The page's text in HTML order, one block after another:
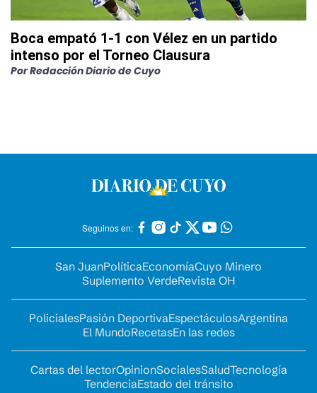
Boca empató 1-1 con Vélez en un partido
intenso por el Torneo Clausura
PorRedacción Diario de Cuyo
Seguinos en:
San JuanPolíticaEconomíaCuyo Minero
Suplemento VerdeRevista OH
PolicialesPasión DeportivaEspectáculosArgentina
El MundoRecetasEn las redes
Cartas del lectorOpinionSocialesSaludTecnología
TendenciaEstado del tránsito